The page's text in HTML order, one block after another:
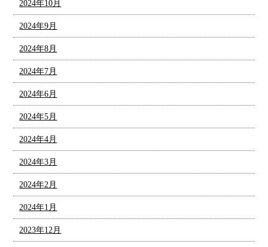
2024年10月
2024年9月
2024年8月
2024年7月
2024年6月
2024年5月
2024年4月
2024年3月
2024年2月
2024年1月
2023年12月